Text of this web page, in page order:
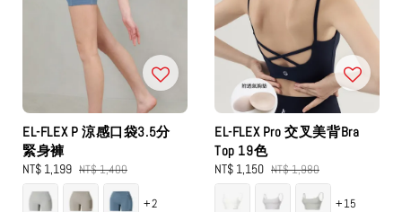
EL-FLEX P 涼感口袋3.5分
緊身褲
Sale
price
NT$ 1,199 Regular
price
NT$ 1,400
+2
EL-FLEX Pro 交叉美背Bra
Top 19色
Sale
price
NT$ 1,150 Regular
price
NT$ 1,980
+15